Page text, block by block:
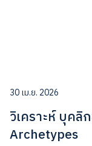
30 เม.ย. 2026
วิเคราะห์ บุคลิ
Archetypes